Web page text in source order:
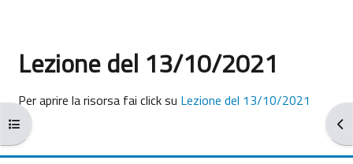
Apri indice del corso
Lezione del 13/10/2021
Aggregazione dei criteri
Per aprire la risorsa fai click su Lezione del 13/10/2021